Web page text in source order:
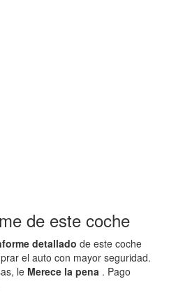
de este coche
detallado de este coche
el auto con mayor seguridad.
le Merece la pena . Pago